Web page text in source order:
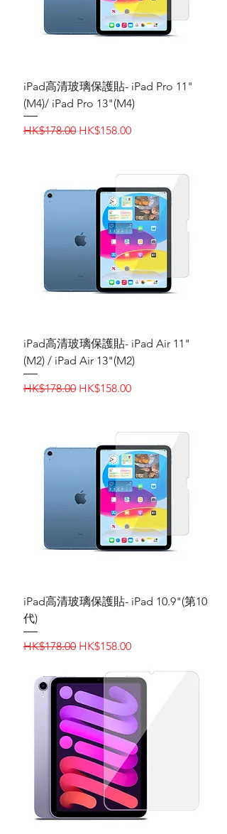
iPad高清玻璃保護貼- iPad Pro 11"
(M4)/ iPad Pro 13"(M4)
一般價格
HK$178.00 促銷價格
HK$158.00
iPad高清玻璃保護貼- iPad Air 11"
(M2) / iPad Air 13"(M2)
一般價格
HK$178.00 促銷價格
HK$158.00
iPad高清玻璃保護貼- iPad 10.9"(第10
代)
一般價格
HK$178.00 促銷價格
HK$158.00